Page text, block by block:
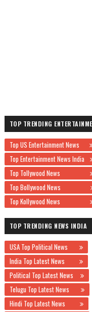
TOP TRENDING
Top US Entertainment News
Top Entertainment News India
Top Tollywood News
Top Bollywood News
Top Kollywood News
TOP TRENDING NEWS INDIA
USA Top Political News
India Top Latest News
Political Top Latest News
Telugu Top Latest News
Hindi Top Latest News